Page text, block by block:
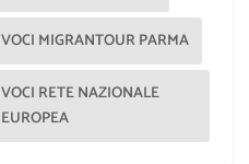
VOCI MIGRANTOUR PARMA
VOCI RETE NAZIONALE
EUROPEA